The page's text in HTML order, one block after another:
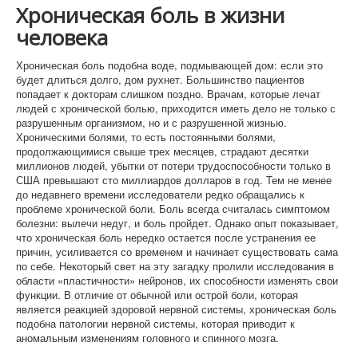
Роддома и женские консультации
Диспансеры
Лучшие клиники по направлениям
Отзывы о медицинских учреждениях
Хроническая боль в жизни
человека
Хроническая боль подобна воде, подмывающей дом: если это
будет длиться долго, дом рухнет. Большинство пациентов
попадает к докторам слишком поздно. Врачам, которые лечат
людей с хронической болью, приходится иметь дело не только с
разрушенным организмом, но и с разрушенной жизнью.
Хроническими болями, то есть постоянными болями,
продолжающимися свыше трех месяцев, страдают десятки
миллионов людей, убытки от потери трудоспособности только в
США превышают сто миллиардов долларов в год. Тем не менее
до недавнего времени исследователи редко обращались к
проблеме хронической боли. Боль всегда считалась симптомом
болезни: вылечи недуг, и боль пройдет. Однако опыт показывает,
что хроническая боль нередко остается после устранения ее
причин, усиливается со временем и начинает существовать сама
по себе. Некоторый свет на эту загадку пролили исследования в
области «пластичности» нейронов, их способности изменять свои
функции. В отличие от обычной или острой боли, которая
является реакцией здоровой нервной системы, хроническая боль
подобна патологии нервной системы, которая приводит к
аномальным изменениям головного и спинного мозга.